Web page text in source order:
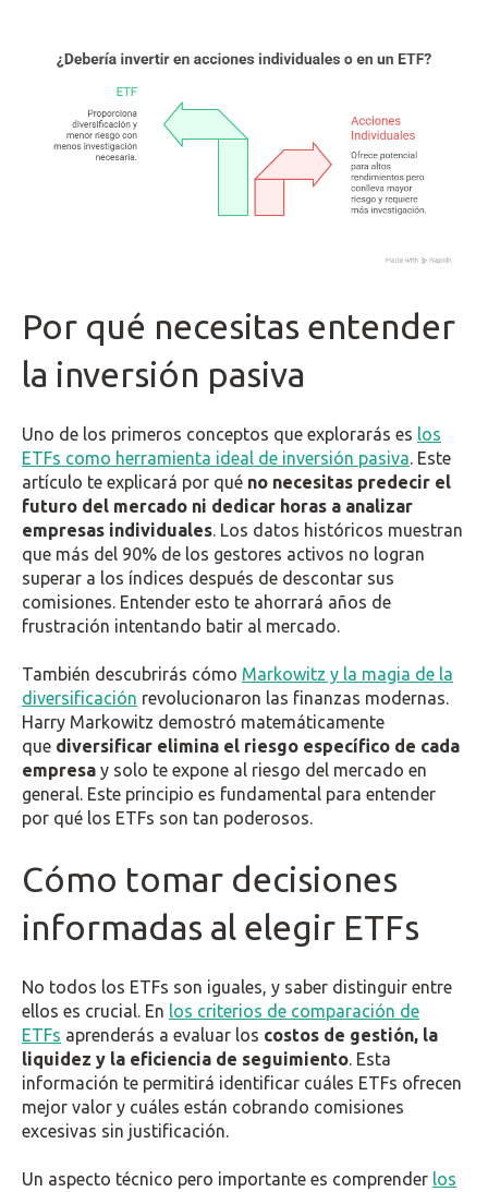
Por qué necesitas entender
la inversión pasiva
Uno de los primeros conceptos que explorarás es los
ETFs como herramienta ideal de inversión pasiva. Este
artículo te explicará por qué no necesitas predecir el
futuro del mercado ni dedicar horas a analizar
empresas individuales. Los datos históricos muestran
que más del 90% de los gestores activos no logran
superar a los índices después de descontar sus
comisiones. Entender esto te ahorrará años de
frustración intentando batir al mercado.
También descubrirás cómo Markowitz y la magia de la
diversificación revolucionaron las finanzas modernas.
Harry Markowitz demostró matemáticamente
que diversificar elimina el riesgo específico de cada
empresa y solo te expone al riesgo del mercado en
general. Este principio es fundamental para entender
por qué los ETFs son tan poderosos.
Cómo tomar decisiones
informadas al elegir ETFs
No todos los ETFs son iguales, y saber distinguir entre
ellos es crucial. En los criterios de comparación de
ETFs aprenderás a evaluar los costos de gestión, la
liquidez y la eficiencia de seguimiento. Esta
información te permitirá identificar cuáles ETFs ofrecen
mejor valor y cuáles están cobrando comisiones
excesivas sin justificación.
Un aspecto técnico pero importante es comprender los